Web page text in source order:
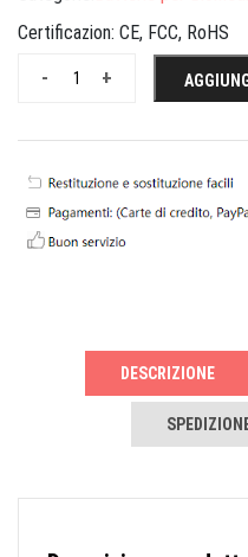
Certificazion: CE, FCC, RoHS
+
-
DESCRIZIONE